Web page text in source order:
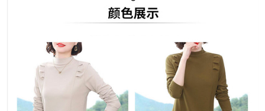
１．透過由恩沛科技股份有限公司提供之「AFTEE先享後付」服務完成之交
權轉讓予恩沛科技股份有限公司。
２．關於個人資料處理事宜，請瀏覽以下網址：
https://aftee.tw/terms/#terms3
３．未成年的使用者請事先徵得法定代理人或監護人之同意方可使用
「AFTEE先享後付」，若未經同意申辦者引起之損失，本公司不負相關責
４．使用「AFTEE先享後付」時，將依據個別帳號之用戶狀況，依本公司即
每筆NT$80，滿NT$699(含以上)免運費
付款後7-11取貨
每筆NT$80，滿NT$699(含以上)免運費
每筆NT$70，滿NT$699(含以上)免運費